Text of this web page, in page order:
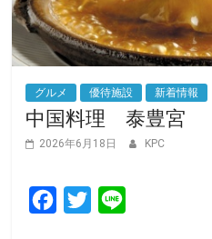
グルメ 優待施設 新着情報
中国料理 泰豊宮
2026年6月18日 KPC
T